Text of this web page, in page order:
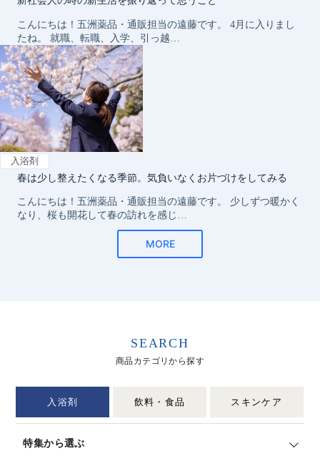
SEARCH
商品カテゴリから探す
入浴剤 飲料・食品 スキンケア
特集から選ぶ